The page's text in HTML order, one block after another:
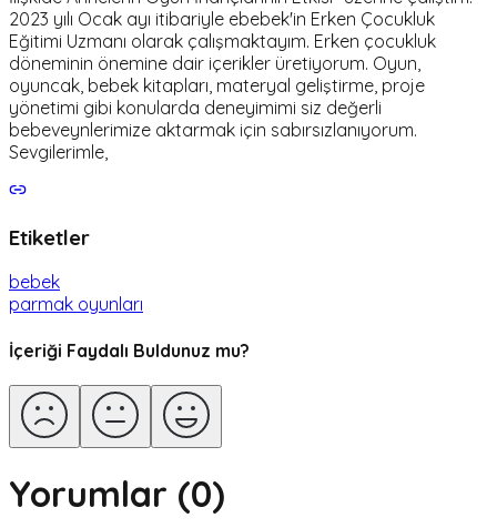
2023 yılı Ocak ayı itibariyle ebebek'in Erken Çocukluk
Eğitimi Uzmanı olarak çalışmaktayım. Erken çocukluk
döneminin önemine dair içerikler üretiyorum. Oyun,
oyuncak, bebek kitapları, materyal geliştirme, proje
yönetimi gibi konularda deneyimimi siz değerli
bebeveynlerimize aktarmak için sabırsızlanıyorum.
Sevgilerimle,
Etiketler
bebek
parmak oyunları
İçeriği Faydalı Buldunuz mu?
Yorumlar (0)